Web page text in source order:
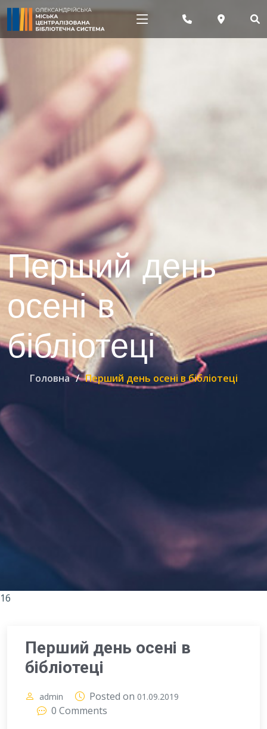
Перший день
осені в
бібліотеці
Головна Перший день осені в бібліотеці
16
Перший день осені в
бібліотеці
admin Posted on 01.09.2019
0 Comments